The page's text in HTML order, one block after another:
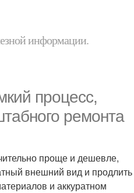
информации.
процесс,
ремонта
проще и дешевле,
внешний вид и продлить
и аккуратном